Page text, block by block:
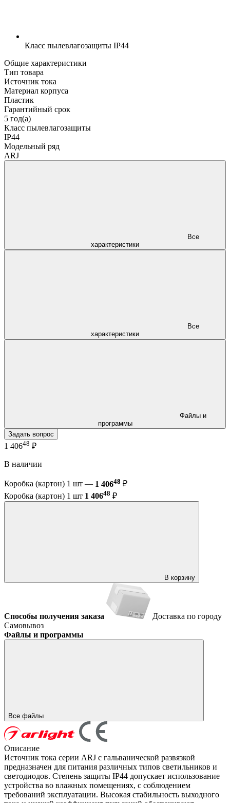
Класс пылевлагозащиты IP44
Общие характеристики
Тип товара
Источник тока
Материал корпуса
Пластик
Гарантийный срок
5 год(а)
Класс пылевлагозащиты
IP44
Модельный ряд
ARJ
характеристики
характеристики
программы
Задать вопрос
1 40648 ₽
В наличии
Коробка (картон) 1 шт — 1 40648 ₽
Коробка (картон) 1 шт 1 40648 ₽
В корзину
Способы получения заказа
Доставка по городу
Самовывоз
Файлы и программы
Все файлы
Описание
Источник тока серии ARJ с гальванической развязкой
предназначен для питания различных типов светильников и
светодиодов. Степень защиты IP44 допускает использование
устройства во влажных помещениях, с соблюдением
требований эксплуатации. Высокая стабильность выходного